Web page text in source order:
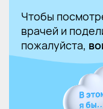
Чтобы
врачей и
пожалуйста,